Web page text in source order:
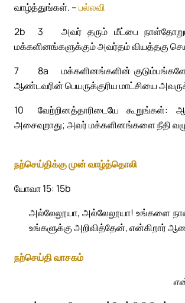
வாழ்த்துங்கள். –பல்லவி
2b
அவர் தரும் மீட்பை
3
மக்களினங்களுக்கும் அவர்தம் வியத்தகு
7
மக்களினங்களின்
8a
ஆண்டவரின் பெயருக்குரிய மாட்சியை
10
வேற்றினத்தாரிடையே கூறுங்கள்:
அசைவுறாது; அவர் மக்களினங்களை நீதி
நற்செய்திக்கு முன் வாழ்த்தொலி
யோவா 15: 15b
அல்லேலூயா, அல்லேலூயா! உங்களை
உங்களுக்கு அறிவித்தேன், என்கிறார்
நற்செய்தி வாசகம்